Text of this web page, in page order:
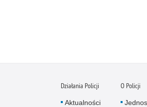
Działania Policji
Aktualności
O Policji